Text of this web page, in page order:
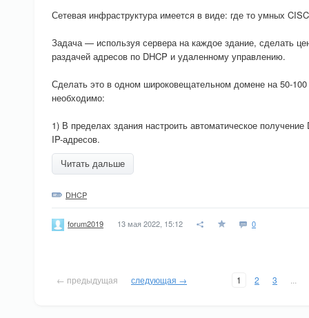
Сетевая инфраструктура имеется в виде: где то умных
Задача — используя сервера на каждое здание, сделать
раздачей адресов по DHCP и удаленному управлению.
Сделать это в одном широковещательном домене на 50-
необходимо:
1) В пределах здания настроить автоматическое
IP-адресов.
Читать дальше
DHCP
forum2019 13 мая 2022, 15:12 0
← предыдущая следующая → 1 2 3